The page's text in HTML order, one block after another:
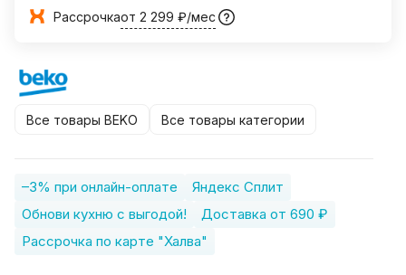
Рассрочкаот 2 299 ₽/мес
Все товары BEKO Все товары категории
–3% при онлайн-оплате
Яндекс Сплит
Обнови кухню с выгодой!
Доставка от 690 ₽
Рассрочка по карте "Халва"